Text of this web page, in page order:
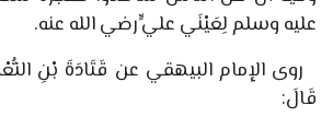
عليه وسلم لِعَيْنَي عليٍّ رضي الله عنه.
روى الإمام البيهقي عن قَتَادَةَ بْنِ
قَالَ: